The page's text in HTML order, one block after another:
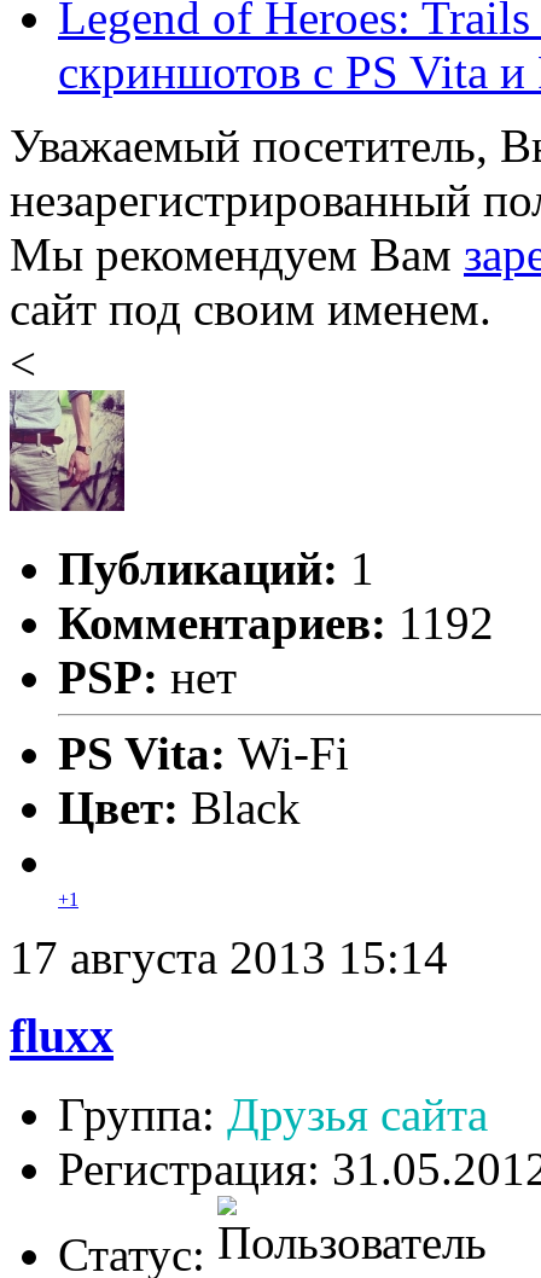
Legend of Heroes:
скриншотов с PS Vita и
Уважаемый посетитель,
незарегистрированный
Мы рекомендуем Вам
сайт под своим именем.
<
Публикаций: 1
Комментариев: 1192
PSP: нет
PS Vita: Wi-Fi
Цвет: Black
+1
17 августа 2013 15:14
fluxx
Группа: Друзья сайта
Регистрация:
Статус: